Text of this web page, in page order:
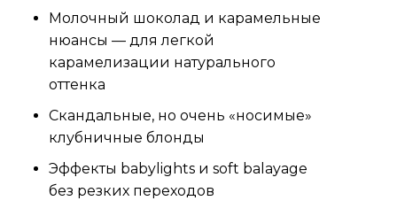
Молочный шоколад и карамельные
нюансы — для легкой
карамелизации натурального
оттенка
Скандальные, но очень «носимые»
клубничные блонды
Эффекты babylights и soft balayage
без резких переходов